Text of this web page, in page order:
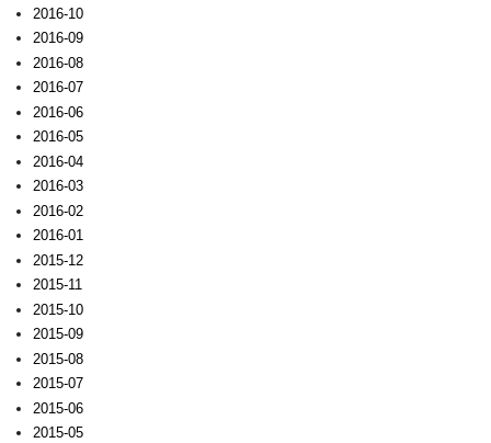
2016-10
2016-09
2016-08
2016-07
2016-06
2016-05
2016-04
2016-03
2016-02
2016-01
2015-12
2015-11
2015-10
2015-09
2015-08
2015-07
2015-06
2015-05